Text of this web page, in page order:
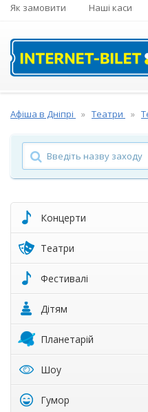
Як замовити Наші каси
Афіша в Дніпрі Театри
Концерти
Театри
Фестивалі
Дітям
Планетарій
Шоу
Гумор